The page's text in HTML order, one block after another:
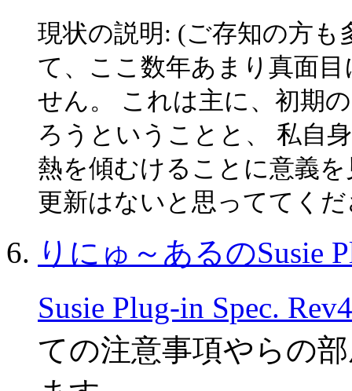
現状の説明: (ご存知の方
て、ここ数年あまり真面
せん。 これは主に、初期
ろうということと、 私自
熱を傾むけることに意義
更新はないと思っててく
りにゅ～あるのSusie
Susie Plug-in Spec. Rev4
ての注意事項やらの